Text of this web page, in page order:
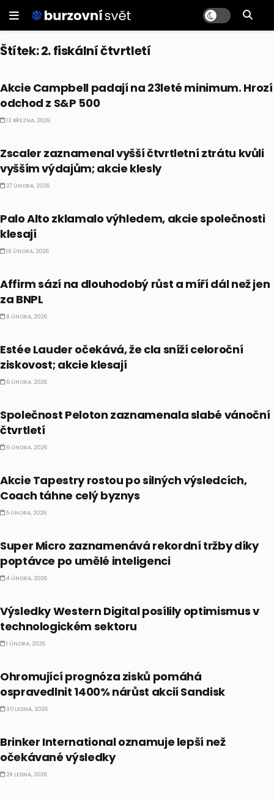
Štítek:2. fiskální čtvrtletí
Akcie Campbell padají na 23leté minimum. Hrozí
odchod z S&P 500
13 BŘEZNA, 2026
Zscaler zaznamenal vyšší čtvrtletní ztrátu kvůli
vyšším výdajům; akcie klesly
27 ÚNORA, 2026
Palo Alto zklamalo výhledem, akcie společnosti
klesají
18 ÚNORA, 2026
Affirm sází na dlouhodobý růst a míří dál než jen
za BNPL
8 ÚNORA, 2026
Estée Lauder očekává, že cla sníží celoroční
ziskovost; akcie klesají
6 ÚNORA, 2026
Společnost Peloton zaznamenala slabé vánoční
čtvrtletí
6 ÚNORA, 2026
Akcie Tapestry rostou po silných výsledcích,
Coach táhne celý byznys
5 ÚNORA, 2026
Super Micro zaznamenává rekordní tržby díky
poptávce po umělé inteligenci
4 ÚNORA, 2026
Výsledky Western Digital posílily optimismus v
technologickém sektoru
1 ÚNORA, 2026
Ohromující prognóza zisků pomáhá
ospravedlnit 1400% nárůst akcií Sandisk
30 LEDNA, 2026
Brinker International oznamuje lepší než
očekávané výsledky
29 LEDNA, 2026